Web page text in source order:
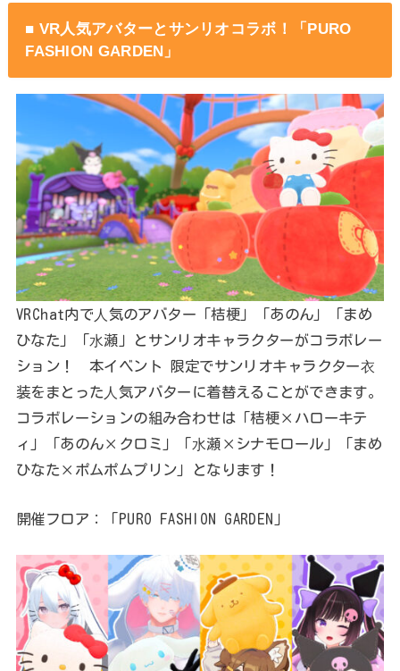
■ VR⼈気アバターとサンリオコラボ！「PURO
FASHION GARDEN」
VRChat内で⼈気のアバター「桔梗」「あのん」「まめ
ひなた」「⽔瀬」とサンリオキャラクターがコラボレー
ション！ 本イベント 限定でサンリオキャラクター⾐
装をまとった⼈気アバターに着替えることができます。
コラボレーションの組み合わせは「桔梗×ハローキテ
ィ」「あのん×クロミ」「⽔瀬×シナモロール」「まめ
ひなた×ポムポムプリン」となります！
開催フロア：「PURO FASHION GARDEN」